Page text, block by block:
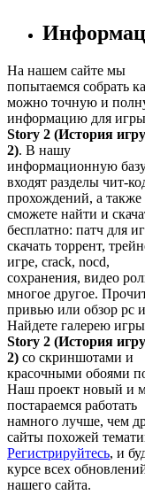
На нашем сайте мы
попытаемся собрать
можно точную и
информацию для игры
Story 2 (История
2). В нашу
информационную
входят разделы чит-
прохождений, а также
сможете найти и
бесплатно: патч для
скачать торрент,
игре, crack, nocd,
сохранения, видео
многое другое.
привью или обзор pc
Найдете галерею игры
Story 2 (История
2) со скриншотами и
красочными обоями
Наш проект новый и
постараемся работать
намного лучше, чем
сайты похожей
Регистрируйтесь, и
курсе всех
нашего сайта.